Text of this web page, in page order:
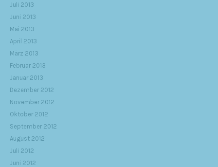
Juli 2013
Juni 2013
Mai 2013
April 2013
März 2013
Februar 2013
Januar 2013
Dezember 2012
November 2012
Oktober 2012
September 2012
August 2012
Juli 2012
Juni 2012